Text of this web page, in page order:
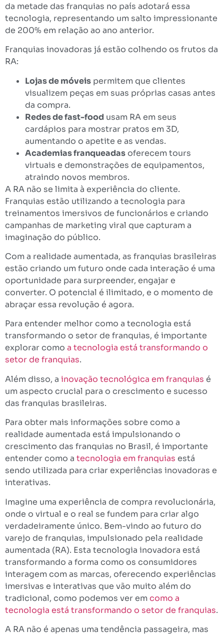
da metade das franquias no país adotará essa
tecnologia, representando um salto impressionante
de 200% em relação ao ano anterior.
Franquias inovadoras já estão colhendo os frutos da
RA:
Lojas de móveis permitem que clientes
visualizem peças em suas próprias casas antes
da compra.
Redes de fast-food usam RA em seus
cardápios para mostrar pratos em 3D,
aumentando o apetite e as vendas.
Academias franqueadasoferecem tours
virtuais e demonstrações de equipamentos,
atraindo novos membros.
A RA não se limita à experiência do cliente.
Franquias estão utilizando a tecnologia para
treinamentos imersivos de funcionários e criando
campanhas de marketing viral que capturam a
imaginação do público.
Com a realidade aumentada, as franquias brasileiras
estão criando um futuro onde cada interação é uma
oportunidade para surpreender, engajar e
converter. O potencial é ilimitado, e o momento de
abraçar essa revolução é agora.
Para entender melhor como a tecnologia está
transformando o setor de franquias, é importante
explorar como a tecnologia está transformando o
setor de franquias.
Além disso, a inovação tecnológica em franquias é
um aspecto crucial para o crescimento e sucesso
das franquias brasileiras.
Para obter mais informações sobre como a
realidade aumentada está impulsionando o
crescimento das franquias no Brasil, é importante
entender como a tecnologia em franquias está
sendo utilizada para criar experiências inovadoras e
interativas.
Imagine uma experiência de compra revolucionária,
onde o virtual e o real se fundem para criar algo
verdadeiramente único. Bem-vindo ao futuro do
varejo de franquias, impulsionado pela realidade
aumentada (RA). Esta tecnologia inovadora está
transformando a forma como os consumidores
interagem com as marcas, oferecendo experiências
imersivas e interativas que vão muito além do
tradicional, como podemos ver emcomo a
tecnologia está transformando o setor de franquias.
A RA não é apenas uma tendência passageira, mas